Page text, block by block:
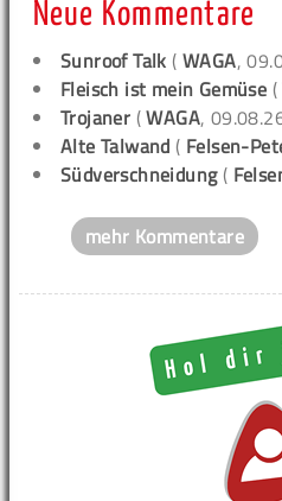
Neue Kommentare
Sunroof Talk (WAGA,
Fleisch ist mein Gemüse (
Trojaner (WAGA,
Alte Talwand ( Felsen-
Südverschneidung(
mehr Kommentare